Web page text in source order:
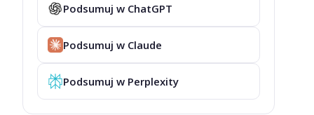
Podsumuj w ChatGPT
Podsumuj w Claude
Podsumuj w Perplexity